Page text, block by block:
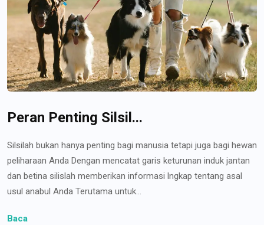
Peran Penting Silsil...
Silsilah bukan hanya penting bagi manusia tetapi juga bagi hewan
peliharaan Anda Dengan mencatat garis keturunan induk jantan
dan betina silislah memberikan informasi lngkap tentang asal
usul anabul Anda Terutama untuk...
Baca